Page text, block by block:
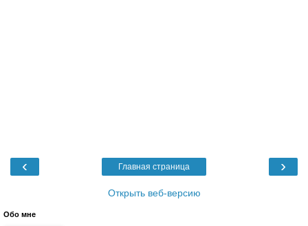
‹ ›
Главная страница
Открыть веб-версию
Обо мне